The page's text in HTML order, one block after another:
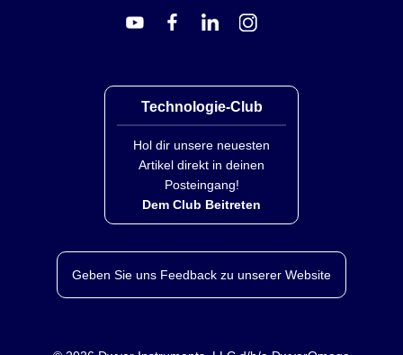
Technologie-Club
Hol dir unsere neuesten
Artikel direkt in deinen
Posteingang!
Dem Club Beitreten
Geben Sie uns Feedback zu unserer Website